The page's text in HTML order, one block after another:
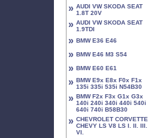
» AUDI VW SKODA SEAT
1.8T 20V
» AUDI VW SKODA SEAT
1.9TDI
» BMW E36 E46
» BMW E46 M3 S54
» BMW E60 E61
» BMW E9x E8x F0x F1x
135i 335i 535i N54B30
» BMW F2x F3x G1x G3x
140i 240i 340i 440i 540i
640i 740i B58B30
» CHEVROLET CORVETTE
CHEVY LS V8 LS I. II. III.
VI.